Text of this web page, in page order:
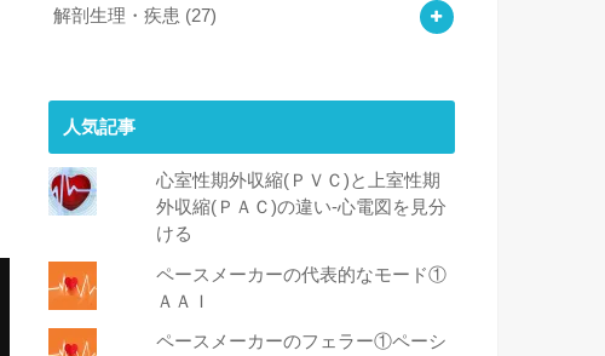
解剖生理・疾患 (27)
人気記事
心室性期外収縮(ＰＶＣ)と上室性期
外収縮(ＰＡＣ)の違い-心電図を見分
ける
ペースメーカーの代表的なモード①
ＡＡＩ
ペースメーカーのフェラー①ペーシ